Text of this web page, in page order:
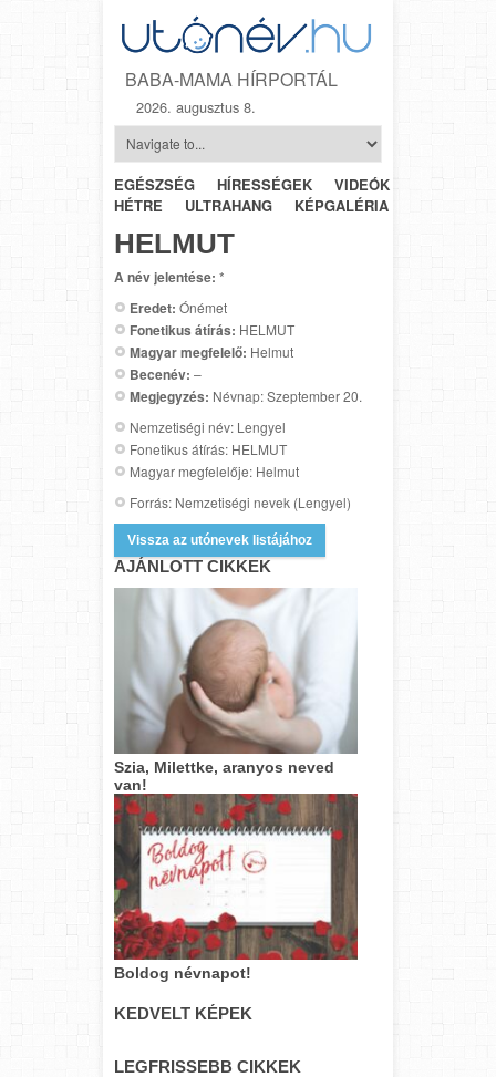
BABA-MAMA HÍRPORTÁL
2026. augusztus 8.
EGÉSZSÉG HÍRESSÉGEK VIDEÓK
HÉTRŐL-
HÉTRE
ULTRAHANG KÉPGALÉRIA
HELMUT
A név jelentése: *
Eredet: Ónémet
Fonetikus átírás: HELMUT
Magyar megfelelő: Helmut
Becenév: –
Megjegyzés: Névnap: Szeptember 20.
Nemzetiségi név: Lengyel
Fonetikus átírás: HELMUT
Magyar megfelelője: Helmut
Forrás: Nemzetiségi nevek (Lengyel)
Vissza az utónevek listájához
AJÁNLOTT CIKKEK
Szia, Milettke, aranyos neved
van!
Boldog névnapot!
KEDVELT KÉPEK
LEGFRISSEBB CIKKEK